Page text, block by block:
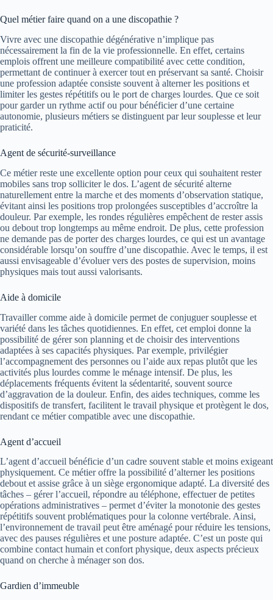
Quel métier faire quand on a une discopathie ?
Vivre avec une discopathie dégénérative n’implique pas
nécessairement la fin de la vie professionnelle. En effet, certains
emplois offrent une meilleure compatibilité avec cette condition,
permettant de continuer à exercer tout en préservant sa santé. Choisir
une profession adaptée consiste souvent à alterner les positions et
limiter les gestes répétitifs ou le port de charges lourdes. Que ce soit
pour garder un rythme actif ou pour bénéficier d’une certaine
autonomie, plusieurs métiers se distinguent par leur souplesse et leur
praticité.
Agent de sécurité-surveillance
Ce métier reste une excellente option pour ceux qui souhaitent rester
mobiles sans trop solliciter le dos. L’agent de sécurité alterne
naturellement entre la marche et des moments d’observation statique,
évitant ainsi les positions trop prolongées susceptibles d’accroître la
douleur. Par exemple, les rondes régulières empêchent de rester assis
ou debout trop longtemps au même endroit. De plus, cette profession
ne demande pas de porter des charges lourdes, ce qui est un avantage
considérable lorsqu’on souffre d’une discopathie. Avec le temps, il est
aussi envisageable d’évoluer vers des postes de supervision, moins
physiques mais tout aussi valorisants.
Aide à domicile
Travailler comme aide à domicile permet de conjuguer souplesse et
variété dans les tâches quotidiennes. En effet, cet emploi donne la
possibilité de gérer son planning et de choisir des interventions
adaptées à ses capacités physiques. Par exemple, privilégier
l’accompagnement des personnes ou l’aide aux repas plutôt que les
activités plus lourdes comme le ménage intensif. De plus, les
déplacements fréquents évitent la sédentarité, souvent source
d’aggravation de la douleur. Enfin, des aides techniques, comme les
dispositifs de transfert, facilitent le travail physique et protègent le dos,
rendant ce métier compatible avec une discopathie.
Agent d’accueil
L’agent d’accueil bénéficie d’un cadre souvent stable et moins exigeant
physiquement. Ce métier offre la possibilité d’alterner les positions
debout et assise grâce à un siège ergonomique adapté. La diversité des
tâches – gérer l’accueil, répondre au téléphone, effectuer de petites
opérations administratives – permet d’éviter la monotonie des gestes
répétitifs souvent problématiques pour la colonne vertébrale. Ainsi,
l’environnement de travail peut être aménagé pour réduire les tensions,
avec des pauses régulières et une posture adaptée. C’est un poste qui
combine contact humain et confort physique, deux aspects précieux
quand on cherche à ménager son dos.
Gardien d’immeuble